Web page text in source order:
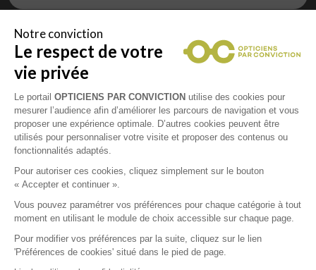
Vous êtes un professionnel de la vue et
vous souhaitez nous rejoindre ?
Contactez Alliance Optic, la centrale d’achats et
d’accompagnement des opticiens indépendants
Notre conviction
Le respect de votre
vie privée
Le portail OPTICIENS PAR CONVICTION utilise des cookies pour
mesurer l’audience afin d’améliorer les parcours de navigation et vous
proposer une expérience optimale. D’autres cookies peuvent être
utilisés pour personnaliser votre visite et proposer des contenus ou
fonctionnalités adaptés.
Pour autoriser ces cookies, cliquez simplement sur le bouton
« Accepter et continuer ».
Vous pouvez paramétrer vos préférences pour chaque catégorie à tout
moment en utilisant le module de choix accessible sur chaque page.
Pour modifier vos préférences par la suite, cliquez sur le lien
'Préférences de cookies' situé dans le pied de page.